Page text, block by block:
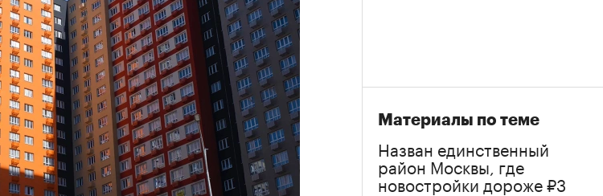
Материалы по теме
Назван единственный
район Москвы, где
новостройки дороже ₽3